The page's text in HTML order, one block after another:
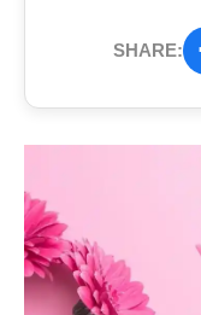
SHARE: